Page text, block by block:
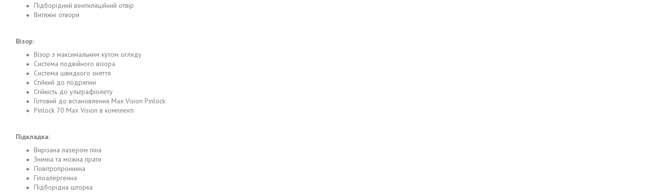
Підборідний вентиляційний отвір
Витяжні отвори
Візор:
Візор з максимальним кутом огляду
Система подвійного візора
Система швидкого зняття
Стійкий до подряпин
Стійкість до ультрафіолету
Готовий до встановлення Max Vision Pinlock
Pinlock 70 Max Vision в комплекті
Підкладка:
Вирізана лазером піна
Знімна та можна прати
Повітропроникна
Гіпоалергенна
Підборідна шторка